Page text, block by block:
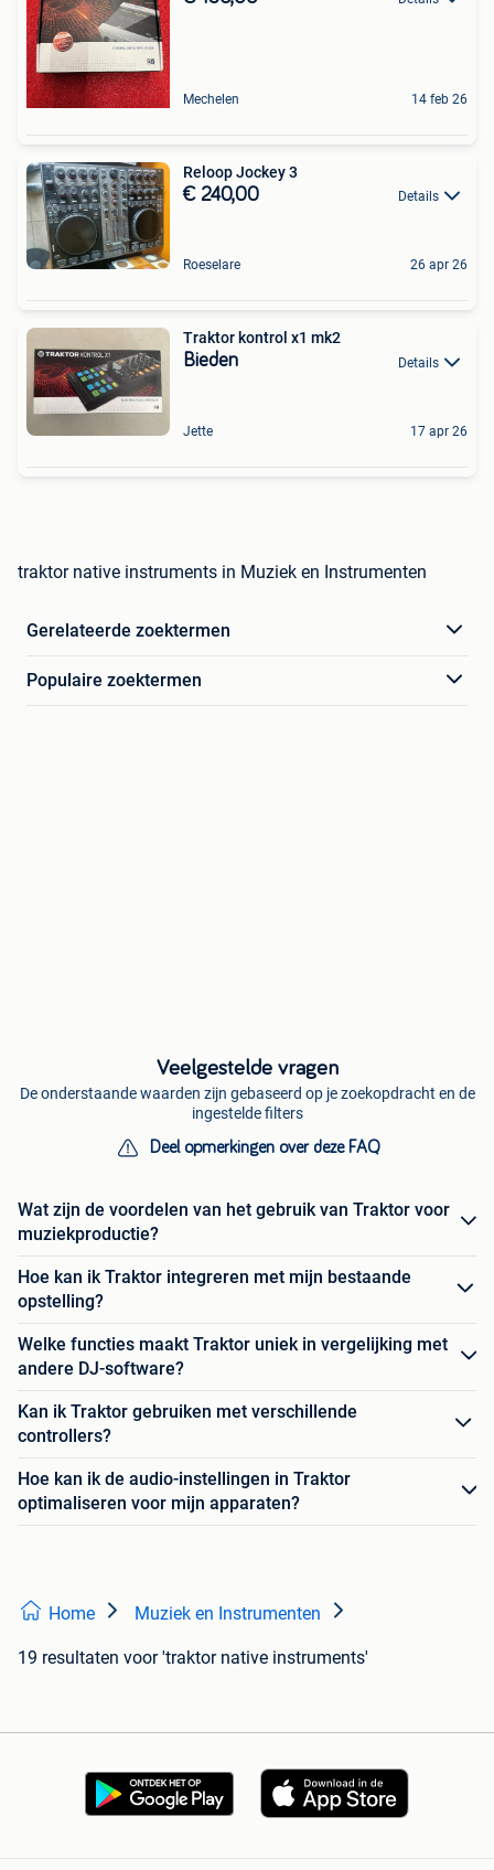
Mechelen 14 feb 26
Reloop Jockey 3
€ 240,00 Details
Roeselare 26 apr 26
Traktor kontrol x1 mk2
Bieden Details
Jette 17 apr 26
traktor native instruments in Muziek en Instrumenten
Gerelateerde zoektermen
Populaire zoektermen
Veelgestelde vragen
De onderstaande waarden zijn gebaseerd op je zoekopdracht en de
ingestelde filters
Deel opmerkingen over deze FAQ
Wat zijn de voordelen van het gebruik van Traktor voor
muziekproductie?
Hoe kan ik Traktor integreren met mijn bestaande
opstelling?
Welke functies maakt Traktor uniek in vergelijking met
andere DJ-software?
Kan ik Traktor gebruiken met verschillende
controllers?
Hoe kan ik de audio-instellingen in Traktor
optimaliseren voor mijn apparaten?
Home Muziek en Instrumenten
19 resultaten voor 'traktor native instruments'